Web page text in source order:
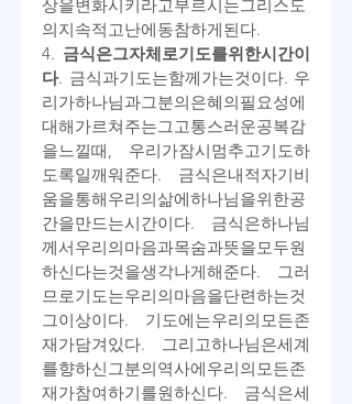
상을변화시키라고부르시는그리스도
의지속적고난에동참하게된다.
4. 금식은그자체로기도를위한시간이
다. 금식과기도는함께가는것이다. 우
리가하나님과그분의은혜의필요성에
대해가르쳐주는그고통스러운공복감
을느낄때, 우리가잠시멈추고기도하
도록일깨워준다. 금식은내적자기비
움을통해우리의삶에하나님을위한공
간을만드는시간이다. 금식은하나님
께서우리의마음과목숨과뜻을모두원
하신다는것을생각나게해준다. 그러
므로기도는우리의마음을단련하는것
그이상이다. 기도에는우리의모든존
재가담겨있다. 그리고하나님은세계
를향하신그분의역사에우리의모든존
재가참여하기를원하신다. 금식은세